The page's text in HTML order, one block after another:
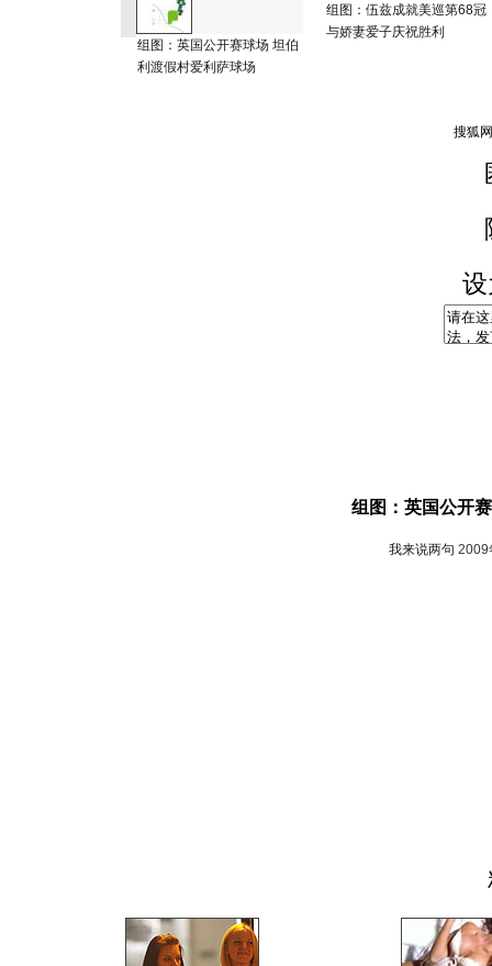
组图：英国公开赛球场 坦伯
利渡假村爱利萨球场
组图：伍兹成就美巡第68冠
与娇妻爱子庆祝胜利
组图：英国公开
我来说两句 2009